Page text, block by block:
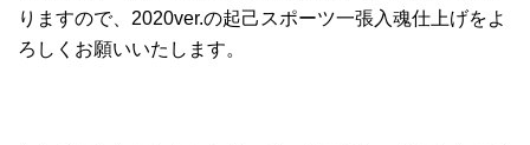
りますので、2020ver.の起己スポーツ一張入魂仕上げをよ
ろしくお願いいたします。